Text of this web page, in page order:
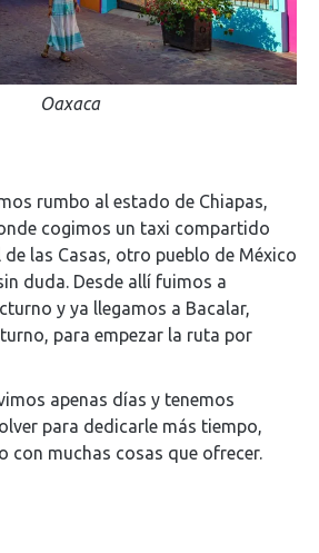
Oaxaca
rumbo al estado de Chiapas,
cogimos un taxi compartido
las Casas, otro pueblo de México
duda. Desde allí fuimos a
y ya llegamos a Bacalar,
para empezar la ruta por
apenas días y tenemos
para dedicarle más tiempo,
con muchas cosas que ofrecer.